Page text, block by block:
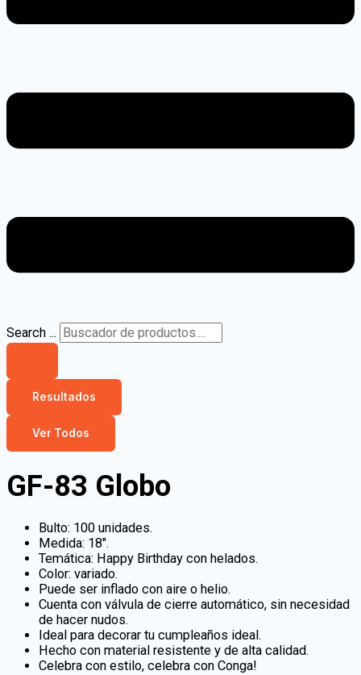
Search ...
Resultados
Ver Todos
GF-83 Globo
Bulto: 100 unidades.
Medida: 18″.
Temática: Happy Birthday con helados.
Color: variado.
Puede ser inflado con aire o helio.
Cuenta con válvula de cierre automático, sin necesidad
de hacer nudos.
Ideal para decorar tu cumpleaños ideal.
Hecho con material resistente y de alta calidad.
Celebra con estilo, celebra con Conga!